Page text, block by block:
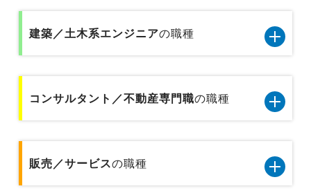
金融業界の代理店営業
金融業界の法人営業
貿易／国際業務
広報／PR／IR
広告宣伝
企画事務
貿易事務
総務事務／法務事務／知財事務／広報事務
データベース／セキュリティエンジニア
Webエンジニア
プリセールス
モノづくり系エンジニア5職種のデータです
品質管理／品質保証（モノづくり系)
機械設計／金型設計／光学設計
建築／土木系エンジニアの職種
建築／土木系エンジニア6職種のデータです
プラントエンジニア
設備保全／保守／設備メンテナンス
コンサルタント／不動産専門職の職種
コンサルタント／不動産専門職2職種のデータで
す
販売／サービスの職種